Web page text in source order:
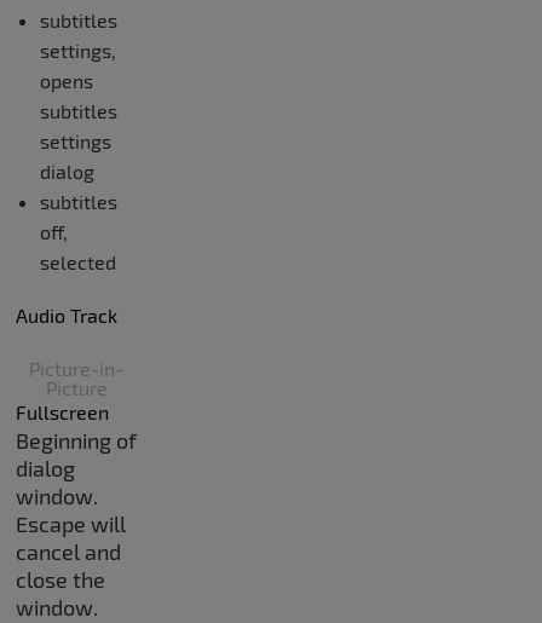
subtitles
settings,
opens
subtitles
settings
dialog
subtitles
off,
selected
Audio Track
Picture-in-
Picture
Fullscreen
Beginning of
dialog
window.
Escape will
cancel and
close the
window.